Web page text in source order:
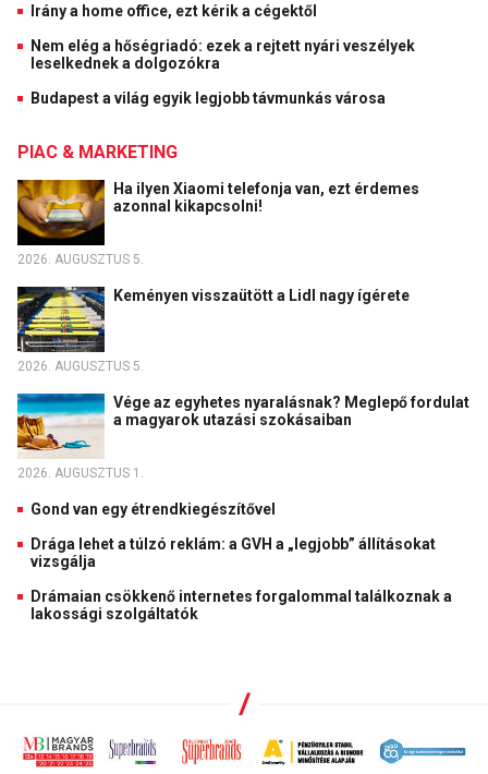
Irány a home office, ezt kérik a cégektől
Nem elég a hőségriadó: ezek a rejtett nyári veszélyek
leselkednek a dolgozókra
Budapest a világ egyik legjobb távmunkás városa
PIAC & MARKETING
Ha ilyen Xiaomi telefonja van, ezt érdemes
azonnal kikapcsolni!
2026. AUGUSZTUS 5.
Keményen visszaütött a Lidl nagy ígérete
2026. AUGUSZTUS 5.
Vége az egyhetes nyaralásnak? Meglepő fordulat
a magyarok utazási szokásaiban
2026. AUGUSZTUS 1.
Gond van egy étrendkiegészítővel
Drága lehet a túlzó reklám: a GVH a „legjobb” állításokat
vizsgálja
Drámaian csökkenő internetes forgalommal találkoznak a
lakossági szolgáltatók